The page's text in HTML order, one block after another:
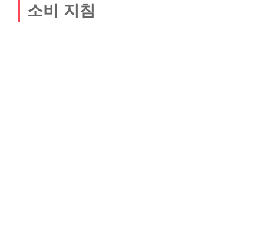
소비 지침